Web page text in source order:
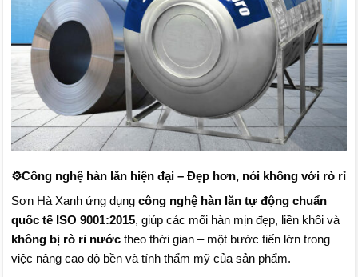
⚙️Công nghệ hàn lăn hiện đại – Đẹp hơn, nói không với rò rỉ
Sơn Hà Xanh ứng dụng công nghệ hàn lăn tự động chuẩn
quốc tế ISO 9001:2015, giúp các mối hàn mịn đẹp, liền khối và
không bị rò rỉ nướctheo thời gian – một bước tiến lớn trong
việc nâng cao độ bền và tính thẩm mỹ của sản phẩm.